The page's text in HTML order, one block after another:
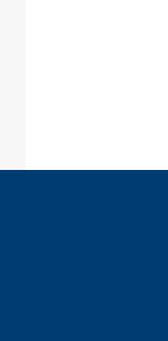
na opção